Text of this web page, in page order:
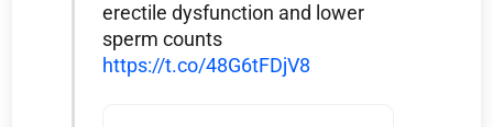
erectile dysfunction and lower
sperm counts
https://t.co/48G6tFDjV8